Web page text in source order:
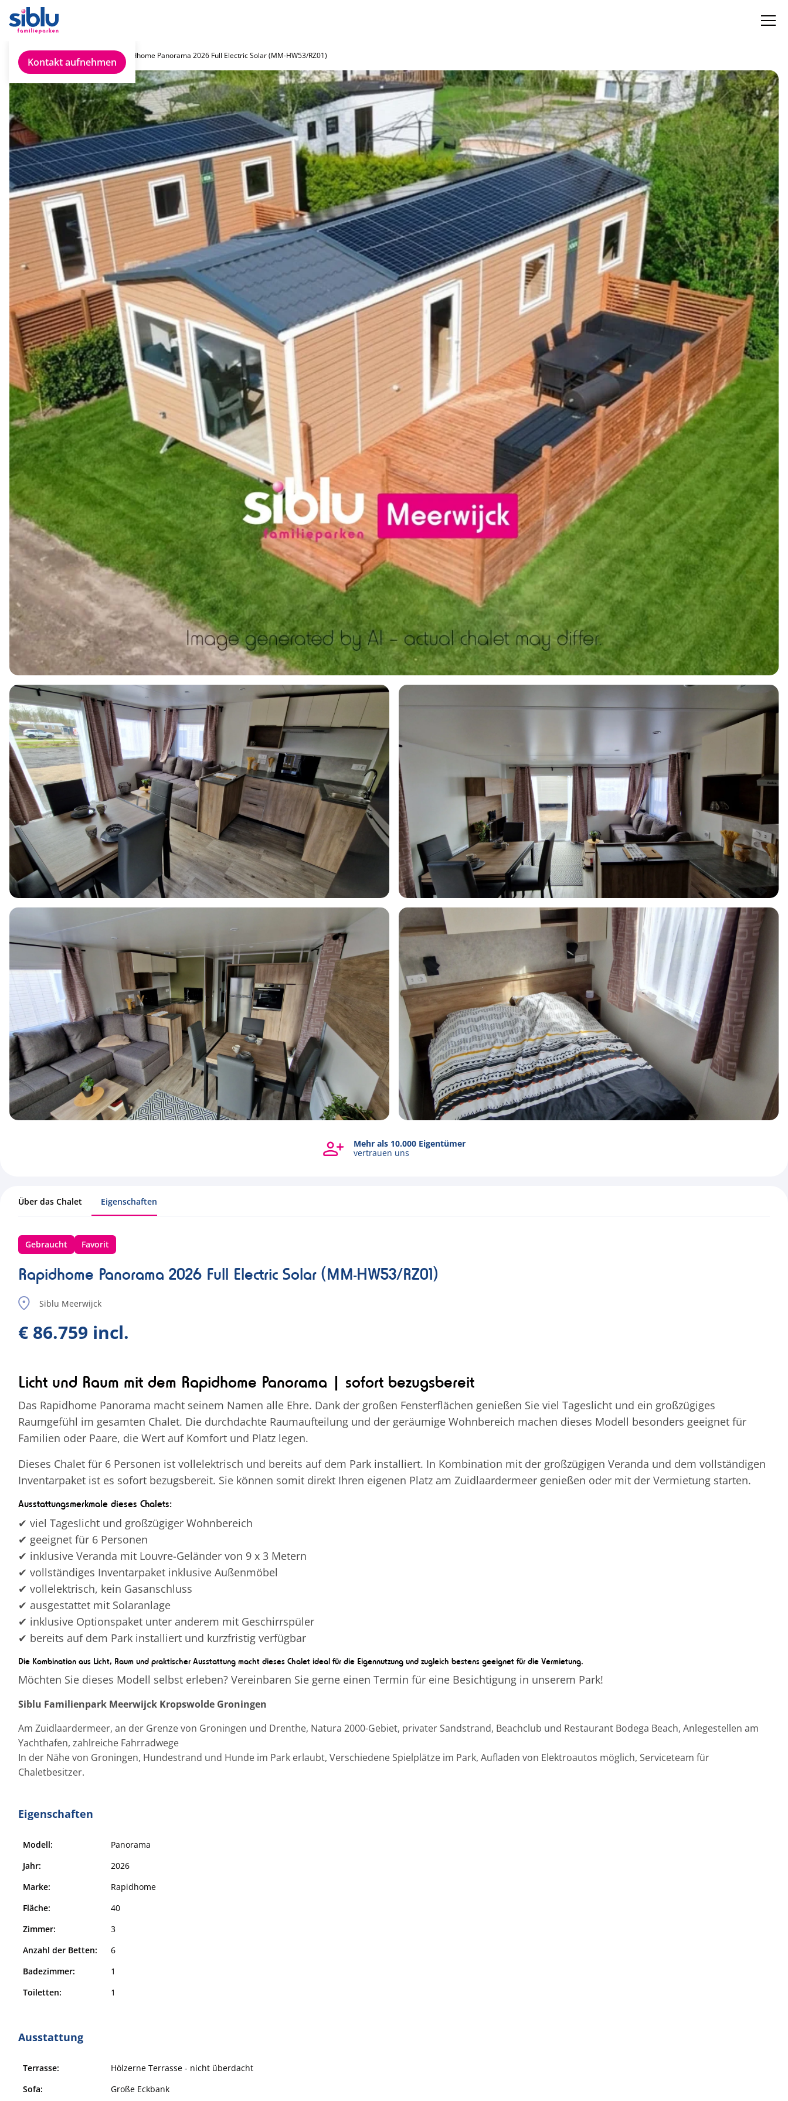
Kontakt aufnehmen
Rapidhome Panorama 2026 Full Electric Solar (MM-HW53/RZ01)
6 1 3 40m2
Alle Fotos ansehen
4 und 5 Sterne
Ferienparks
Über das Chalet Eigenschaften
Gebraucht Favorit
Rapidhome Panorama 2026 Full Electric Solar (MM-HW53/RZ01)
Siblu Meerwijck
€ 86.759 incl.
Licht und Raum mit dem Rapidhome Panorama | sofort bezugsbereit
Das Rapidhome Panorama macht seinem Namen alle Ehre. Dank der großen Fensterflächen genießen Sie viel Tageslicht und ein großzügiges
Raumgefühl im gesamten Chalet. Die durchdachte Raumaufteilung und der geräumige Wohnbereich machen dieses Modell besonders geeignet für
Familien oder Paare, die Wert auf Komfort und Platz legen.
Dieses Chalet für 6 Personen ist vollelektrisch und bereits auf dem Park installiert. In Kombination mit der großzügigen Veranda und dem vollständigen
Inventarpaket ist es sofort bezugsbereit. Sie können somit direkt Ihren eigenen Platz am Zuidlaardermeer genießen oder mit der Vermietung starten.
Ausstattungsmerkmale dieses Chalets:
✔ viel Tageslicht und großzügiger Wohnbereich
✔ geeignet für 6 Personen
✔ inklusive Veranda mit Louvre-Geländer von 9 x 3 Metern
✔ vollständiges Inventarpaket inklusive Außenmöbel
✔ vollelektrisch, kein Gasanschluss
✔ ausgestattet mit Solaranlage
✔ inklusive Optionspaket unter anderem mit Geschirrspüler
✔ bereits auf dem Park installiert und kurzfristig verfügbar
Die Kombination aus Licht, Raum und praktischer Ausstattung macht dieses Chalet ideal für die Eigennutzung und zugleich bestens geeignet für die Vermietung.
Möchten Sie dieses Modell selbst erleben? Vereinbaren Sie gerne einen Termin für eine Besichtigung in unserem Park!
Siblu Familienpark Meerwijck Kropswolde Groningen
Am Zuidlaardermeer, an der Grenze von Groningen und Drenthe, Natura 2000-Gebiet, privater Sandstrand, Beachclub und Restaurant Bodega Beach, Anlegestellen am
Yachthafen, zahlreiche Fahrradwege
In der Nähe von Groningen, Hundestrand und Hunde im Park erlaubt, Verschiedene Spielplätze im Park, Aufladen von Elektroautos möglich, Serviceteam für
Chaletbesitzer.
Eigenschaften
Modell:
Panorama
Jahr:
2026
Marke:
Rapidhome
Fläche:
40
Zimmer:
3
Anzahl der Betten:
6
Badezimmer:
1
Toiletten:
1
Ausstattung
Terrasse:
Hölzerne Terrasse - nicht überdacht
Sofa:
Große Eckbank